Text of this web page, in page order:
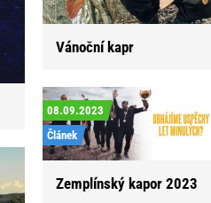
Vánoční kapr
08.09.2023
Článek
Zemplínský kapor 2023